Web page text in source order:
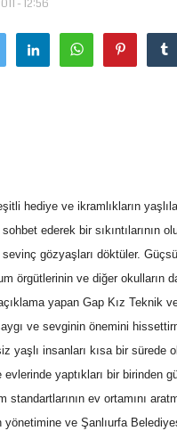
- 12:56
hediye ve ikramlıkların
ederek bir sıkıntılarının
gözyaşları döktüler.
örgütlerinin ve diğer okulların
yapan Gap Kız Teknik
ve sevginin önemini
yaşlı insanları kısa bir sürede
yaptıkları bir birinden
ev ortamını
ve Şanlıurfa